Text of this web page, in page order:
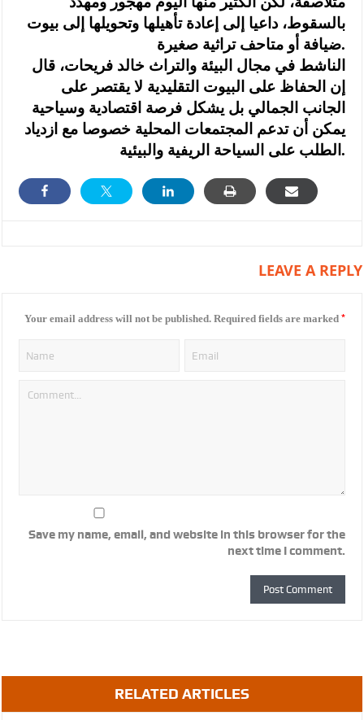
بالسقوط، داعيا إلى إعادة تأهيلها وتحويلها إلى بيوت
ضيافة أو متاحف تراثية صغيرة.
الناشط في مجال البيئة والتراث خالد فريحات، قال
إن الحفاظ على البيوت التقليدية لا يقتصر على
الجانب الجمالي بل يشكل فرصة اقتصادية وسياحية
يمكن أن تدعم المجتمعات المحلية خصوصا مع ازدياد
الطلب على السياحة الريفية والبيئية.
LEAVE A REPLY
Your email address will not be published. Required fields are marked *
Save my name, email, and website in this browser for the
next time I comment.
RELATED ARTICLES